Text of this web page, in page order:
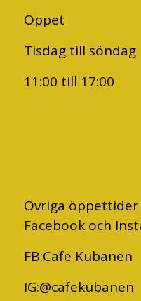
Öppet
Tisdag till söndag
11:00 till 17:00
Övriga
Facebook och
FB:Cafe Kubanen
IG:@cafekubanen